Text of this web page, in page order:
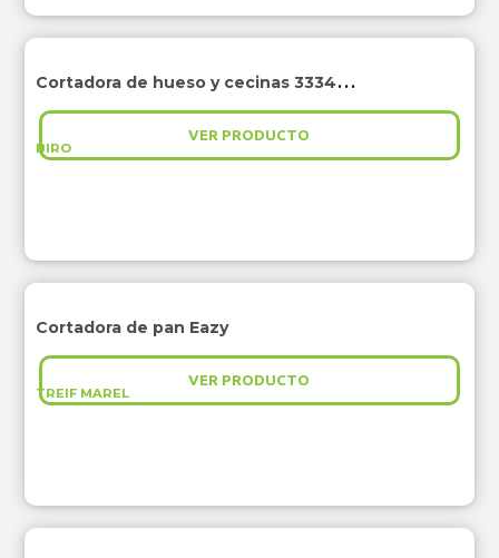
BIRO
Cortadora de hueso y cecinas 3334 – 4003 FH
VER PRODUCTO
TREIF MAREL
Cortadora de pan Eazy
VER PRODUCTO